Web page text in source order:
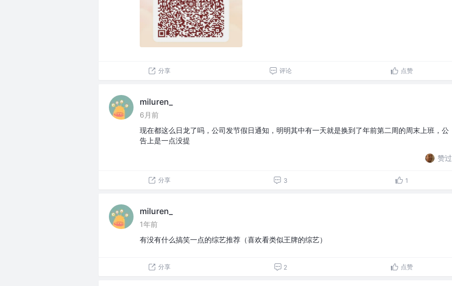
分享 评论 点赞
miluren_
6月前
现在都这么日龙了吗，公司发节假日通知，明明其中有一天就是换到了年前第二周的周末上班，公
告上是一点没提
赞过
分享 3 1
miluren_
1年前
有没有什么搞笑一点的综艺推荐（喜欢看类似王牌的综艺）
分享 2 点赞